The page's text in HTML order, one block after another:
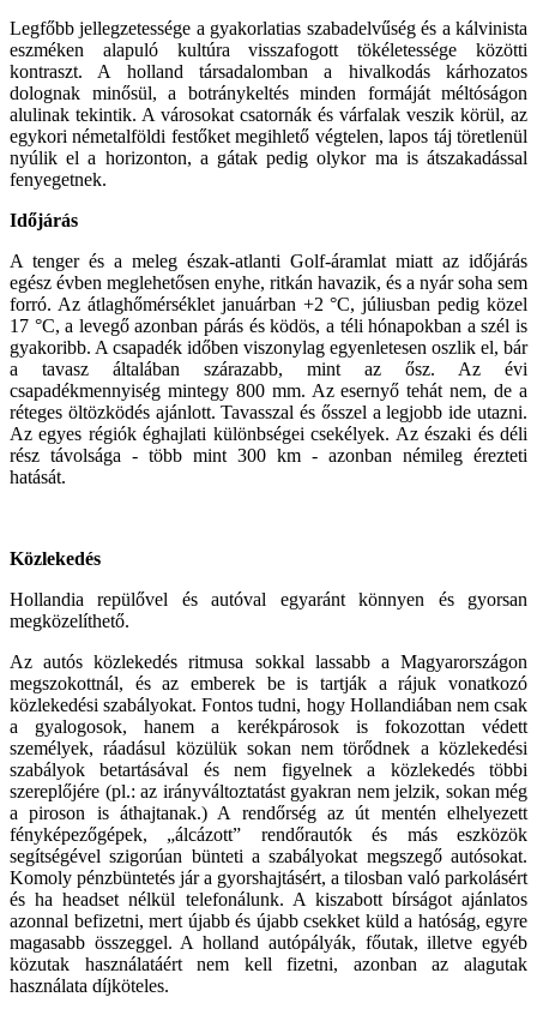
Legfőbb jellegzetessége a gyakorlatias szabadelvűség és a kálvinista
eszméken alapuló kultúra visszafogott tökéletessége közötti
kontraszt. A holland társadalomban a hivalkodás kárhozatos
dolognak minősül, a botránykeltés minden formáját méltóságon
alulinak tekintik. A városokat csatornák és várfalak veszik körül, az
egykori németalföldi festőket megihlető végtelen, lapos táj töretlenül
nyúlik el a horizonton, a gátak pedig olykor ma is átszakadással
fenyegetnek.
Időjárás
A tenger és a meleg észak-atlanti Golf-áramlat miatt az időjárás
egész évben meglehetősen enyhe, ritkán havazik, és a nyár soha sem
forró. Az átlaghőmérséklet januárban +2 °C, júliusban pedig közel
17 °C, a levegő azonban párás és ködös, a téli hónapokban a szél is
gyakoribb. A csapadék időben viszonylag egyenletesen oszlik el, bár
a tavasz általában szárazabb, mint az ősz. Az évi
csapadékmennyiség mintegy 800 mm. Az esernyő tehát nem, de a
réteges öltözködés ajánlott. Tavasszal és ősszel a legjobb ide utazni.
Az egyes régiók éghajlati különbségei csekélyek. Az északi és déli
rész távolsága - több mint 300 km - azonban némileg érezteti
hatását.
Közlekedés
Hollandia repülővel és autóval egyaránt könnyen és gyorsan
megközelíthető.
Az autós közlekedés ritmusa sokkal lassabb a Magyarországon
megszokottnál, és az emberek be is tartják a rájuk vonatkozó
közlekedési szabályokat. Fontos tudni, hogy Hollandiában nem csak
a gyalogosok, hanem a kerékpárosok is fokozottan védett
személyek, ráadásul közülük sokan nem törődnek a közlekedési
szabályok betartásával és nem figyelnek a közlekedés többi
szereplőjére (pl.: az irányváltoztatást gyakran nem jelzik, sokan még
a piroson is áthajtanak.) A rendőrség az út mentén elhelyezett
fényképezőgépek, „álcázott” rendőrautók és más eszközök
segítségével szigorúan bünteti a szabályokat megszegő autósokat.
Komoly pénzbüntetés jár a gyorshajtásért, a tilosban való parkolásért
és ha headset nélkül telefonálunk. A kiszabott bírságot ajánlatos
azonnal befizetni, mert újabb és újabb csekket küld a hatóság, egyre
magasabb összeggel. A holland autópályák, főutak, illetve egyéb
közutak használatáért nem kell fizetni, azonban az alagutak
használata díjköteles.